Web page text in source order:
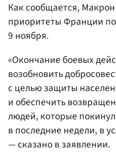
Как сообщается,
приоритеты Франции
9 ноября.
«Окончание боевых
возобновить
с целью защиты
и обеспечить
людей, которые
в последние недели, в
— сказано в заявлении.